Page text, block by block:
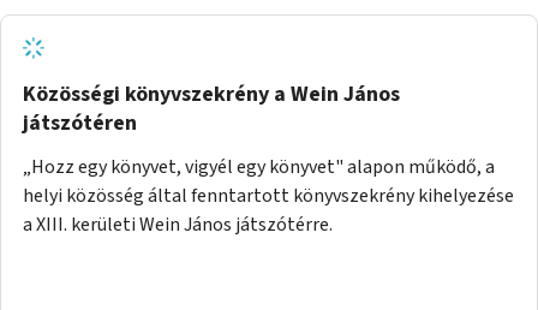
Közösségi könyvszekrény a Wein János
játszótéren
„Hozz egy könyvet, vigyél egy könyvet" alapon működő, a
helyi közösség által fenntartott könyvszekrény kihelyezése
a XIII. kerületi Wein János játszótérre.